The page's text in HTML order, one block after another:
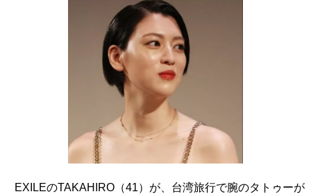
EXILEのTAKAHIRO（41）が、台湾旅行で腕のタトゥーが